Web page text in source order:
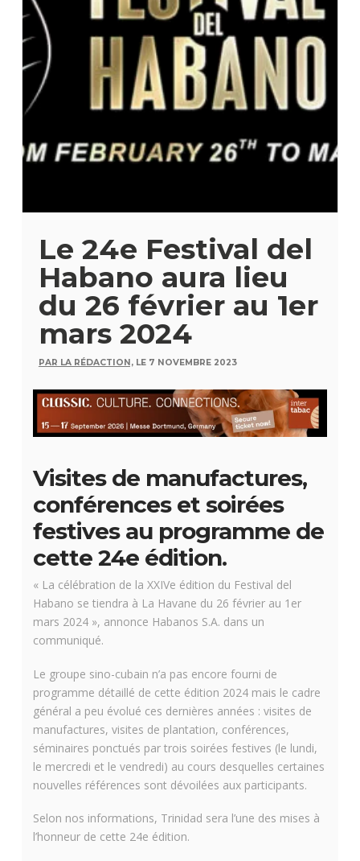
Le 24e Festival del
Habano aura lieu
du 26 février au 1er
mars 2024
PAR LA RÉDACTION, LE 7 NOVEMBRE 2023
Visites de manufactures,
conférences et soirées
festives au programme de
cette 24e édition.
« La célébration de la XXIVe édition du Festival del
Habano se tiendra à La Havane du 26 février au 1er
mars 2024 », annonce Habanos S.A. dans un
communiqué.
Le groupe sino-cubain n’a pas encore fourni de
programme détaillé de cette édition 2024 mais le cadre
général a peu évolué ces dernières années : visites de
manufactures, visites de plantation, conférences,
séminaires ponctués par trois soirées festives (le lundi,
le mercredi et le vendredi) au cours desquelles certaines
nouvelles références sont dévoilées aux participants.
Selon nos informations, Trinidad sera l’une des mises à
l’honneur de cette 24e édition.